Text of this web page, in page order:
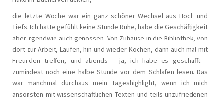
die letzte Woche war ein ganz schöner Wechsel aus Hoch und
Tiefs. Ich hatte gefühlt keine Stunde Ruhe, habe die Geschäftigkeit
aber irgendwie auch genossen. Von Zuhause in die Bibliothek, von
dort zur Arbeit, Laufen, hin und wieder Kochen, dann auch mal mit
Freunden treffen, und abends – ja, ich habe es geschafft –
zumindest noch eine halbe Stunde vor dem Schlafen lesen. Das
war manchmal durchaus mein Tageshighlight, wenn ich mich
ansonsten mit wissenschaftlichen Texten und teils unzufriedenen